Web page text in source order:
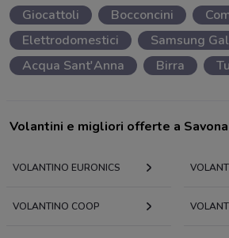
Giocattoli
Bocconcini
Elettrodomestici
Samsung
Acqua Sant'Anna
Birra
Volantini e migliori offerte a Savona
VOLANTINO EURONICS
VOLANTINO COOP